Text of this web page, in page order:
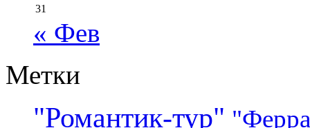
31
« Фев
Метки
"Романтик-тур"